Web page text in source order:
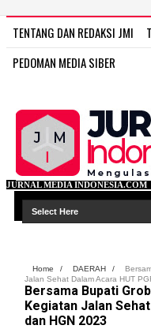
TENTANG DAN REDAKSI JMI
PEDOMAN MEDIA SIBER
Home / DAERAH /
Jalan Sehat Dalam Acara HUT
Bersama Bupati
Kegiatan Jalan
dan HGN 2023